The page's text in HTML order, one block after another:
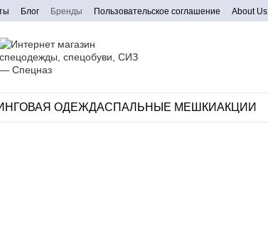
Блог Бренды Пользовательское соглашение About Us
ОДЕЖДАCПАЛЬНЫЕ МЕШКИАКЦИИ